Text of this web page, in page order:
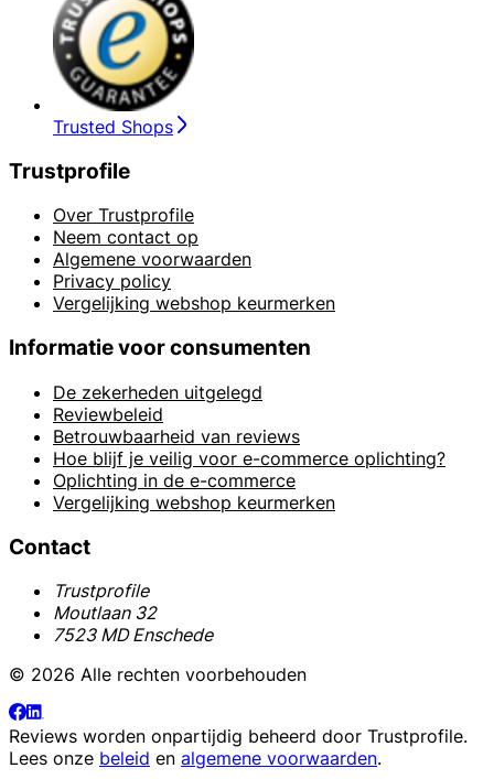
Trusted Shops
Trustprofile
Over Trustprofile
Neem contact op
Algemene voorwaarden
Privacy policy
Vergelijking webshop keurmerken
Informatie voor consumenten
De zekerheden uitgelegd
Reviewbeleid
Betrouwbaarheid van reviews
Hoe blijf je veilig voor e-commerce oplichting?
Oplichting in de e-commerce
Vergelijking webshop keurmerken
Contact
Trustprofile
Moutlaan 32
7523 MD Enschede
© 2026 Alle rechten voorbehouden
Reviews worden onpartijdig beheerd door Trustprofile.
Lees onze beleid en algemene voorwaarden.